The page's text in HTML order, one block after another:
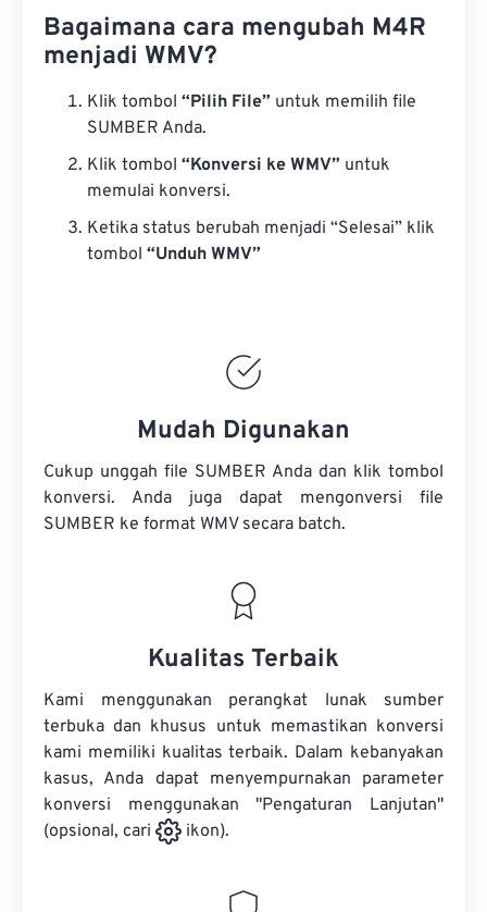
Bagaimana cara mengubah M4R
menjadi WMV?
Klik tombol “Pilih File” untuk memilih file
SUMBER Anda.
Klik tombol “Konversi ke WMV” untuk
memulai konversi.
Ketika status berubah menjadi “Selesai” klik
tombol “Unduh WMV”
Mudah Digunakan
Cukup unggah file SUMBER Anda dan klik tombol
konversi. Anda juga dapat mengonversi file
SUMBER ke format WMV secara batch.
Kualitas Terbaik
Kami menggunakan perangkat lunak sumber
terbuka dan khusus untuk memastikan konversi
kami memiliki kualitas terbaik. Dalam kebanyakan
kasus, Anda dapat menyempurnakan parameter
konversi menggunakan "Pengaturan Lanjutan"
(opsional, cari
ikon).